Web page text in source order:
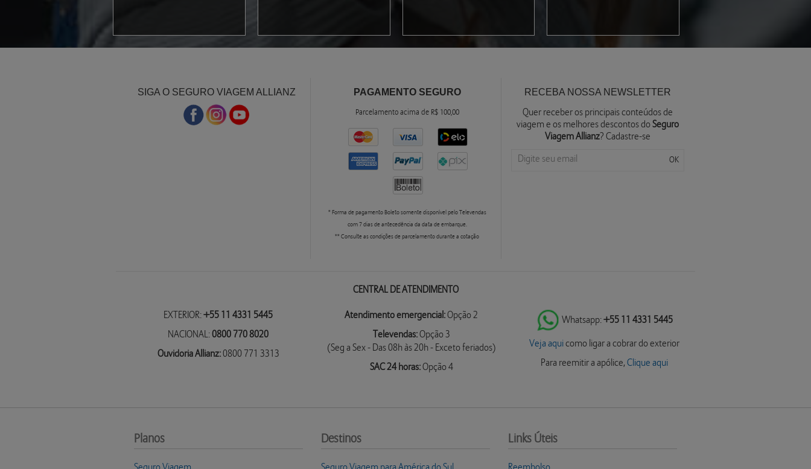
SIGA O SEGURO VIAGEM ALLIANZ
PAGAMENTO SEGURO
Parcelamento acima de R$ 100,00
* Forma de pagamento Boleto somente disponível pelo Televendas
com 7 dias de antecedência da data de embarque.
** Consulte as condições de parcelamento durante a cotação
RECEBA NOSSA NEWSLETTER
Quer receber os principais conteúdos de
viagem e os melhores descontos doSeguro
Viagem Allianz? Cadastre-se
CENTRAL DE ATENDIMENTO
EXTERIOR:+55 11 4331 5445
NACIONAL:0800 770 8020
Ouvidoria Allianz:0800 771 3313
Atendimento emergencial:Opção 2
Televendas:Opção 3
(Seg a Sex - Das 08h às 20h - Exceto feriados)
SAC 24 horas:Opção 4
Whatsapp:+55 11 4331 5445
Veja aquicomo ligar a cobrar do exterior
Para reemitir a apólice,Clique aqui
Planos Destinos Links Úteis